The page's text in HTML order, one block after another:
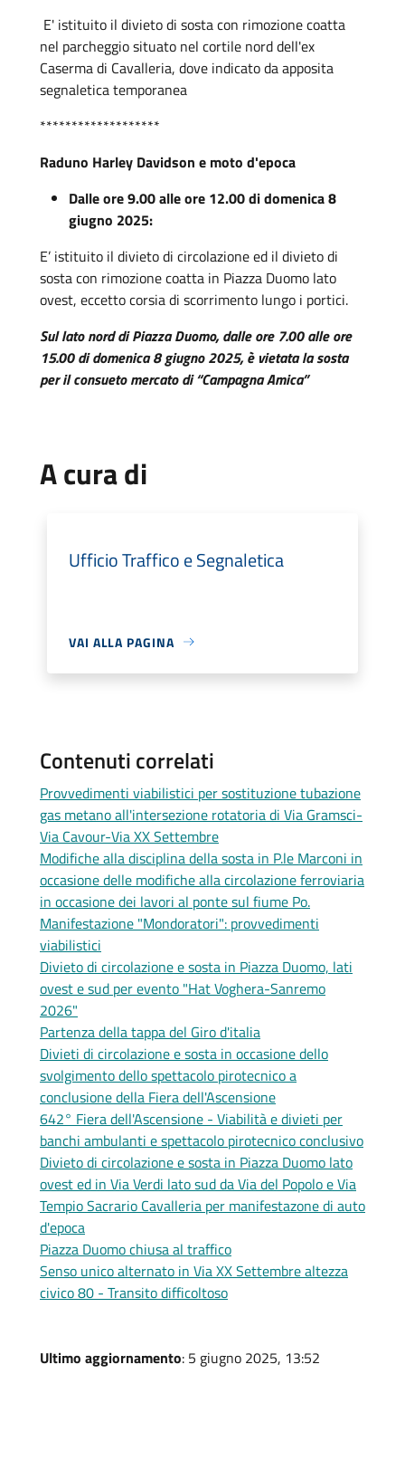
E' istituito il divieto di sosta con rimozione coatta
nel parcheggio situato nel cortile nord dell'ex
Caserma di Cavalleria, dove indicato da apposita
segnaletica temporanea
*******************
Raduno Harley Davidson e moto d'epoca
Dalle ore 9.00 alle ore 12.00 di domenica 8
giugno 2025:
E’ istituito il divieto di circolazione ed il divieto di
sosta con rimozione coatta in Piazza Duomo lato
ovest, eccetto corsia di scorrimento lungo i portici.
Sul lato nord di Piazza Duomo, dalle ore 7.00 alle ore
15.00 di domenica 8 giugno 2025, è vietata la sosta
per il consueto mercato di “Campagna Amica”
A cura di
Ufficio Traffico e Segnaletica
VAI ALLA PAGINA
Contenuti correlati
Provvedimenti viabilistici per sostituzione tubazione
gas metano all'intersezione rotatoria di Via Gramsci-
Via Cavour-Via XX Settembre
Modifiche alla disciplina della sosta in P.le Marconi in
occasione delle modifiche alla circolazione ferroviaria
in occasione dei lavori al ponte sul fiume Po.
Manifestazione "Mondoratori": provvedimenti
viabilistici
Divieto di circolazione e sosta in Piazza Duomo, lati
ovest e sud per evento "Hat Voghera-Sanremo
2026"
Partenza della tappa del Giro d'italia
Divieti di circolazione e sosta in occasione dello
svolgimento dello spettacolo pirotecnico a
conclusione della Fiera dell'Ascensione
642° Fiera dell'Ascensione - Viabilità e divieti per
banchi ambulanti e spettacolo pirotecnico conclusivo
Divieto di circolazione e sosta in Piazza Duomo lato
ovest ed in Via Verdi lato sud da Via del Popolo e Via
Tempio Sacrario Cavalleria per manifestazone di auto
d'epoca
Piazza Duomo chiusa al traffico
Senso unico alternato in Via XX Settembre altezza
civico 80 - Transito difficoltoso
Ultimo aggiornamento: 5 giugno 2025, 13:52